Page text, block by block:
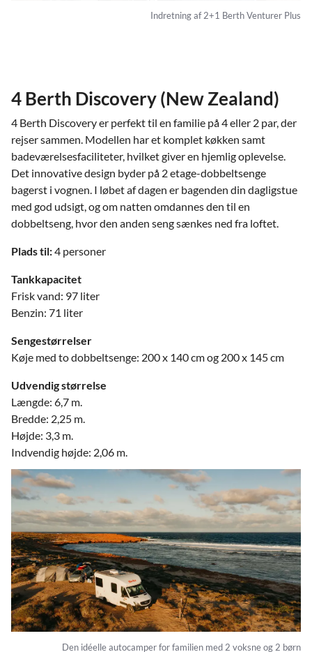
Indretning af 2+1 Berth Venturer Plus
4 Berth Discovery (New Zealand)
4 Berth Discovery er perfekt til en familie på 4 eller 2 par, der
rejser sammen. Modellen har et komplet køkken samt
badeværelsesfaciliteter, hvilket giver en hjemlig oplevelse.
Det innovative design byder på 2 etage-dobbeltsenge
bagerst i vognen. I løbet af dagen er bagenden din dagligstue
med god udsigt, og om natten omdannes den til en
dobbeltseng, hvor den anden seng sænkes ned fra loftet.
Plads til:4 personer
Tankkapacitet
Frisk vand: 97 liter
Benzin: 71 liter
Sengestørrelser
Køje med to dobbeltsenge: 200 x 140 cm og 200 x 145 cm
Udvendig størrelse
Længde: 6,7 m.
Bredde: 2,25 m.
Højde: 3,3 m.
Indvendig højde: 2,06 m.
Den idéelle autocamper for familien med 2 voksne og 2 børn